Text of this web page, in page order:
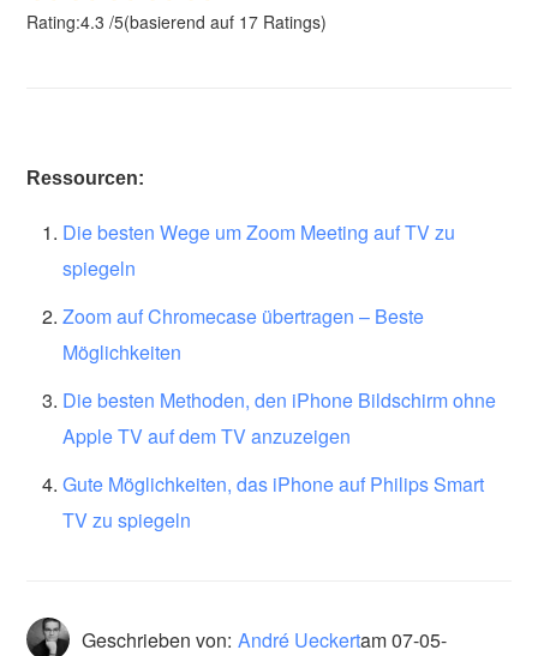
Rating:4.3 /5(basierend auf 17 Ratings)
Ressourcen:
Die besten Wege um Zoom Meeting auf TV zu
spiegeln
Zoom auf Chromecase übertragen – Beste
Möglichkeiten
Die besten Methoden, den iPhone Bildschirm ohne
Apple TV auf dem TV anzuzeigen
Gute Möglichkeiten, das iPhone auf Philips Smart
TV zu spiegeln
Geschrieben von: André Ueckertam07-05-